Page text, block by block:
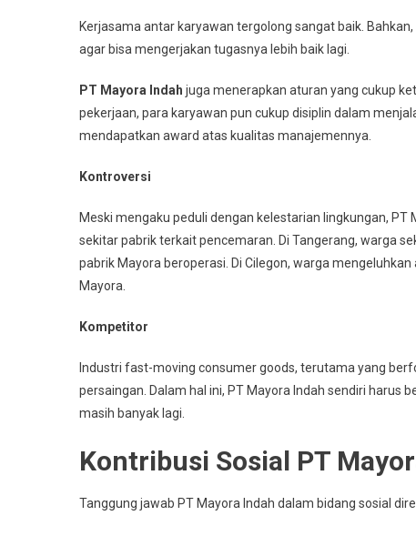
Kerjasama antar karyawan tergolong sangat baik.
agar bisa mengerjakan tugasnya lebih baik lagi.
PT Mayora Indah juga menerapkan aturan yang cukup
pekerjaan, para karyawan pun cukup disiplin dalam
mendapatkan award atas kualitas manajemennya.
Kontroversi
Meski mengaku peduli dengan kelestarian lingkungan,
sekitar pabrik terkait pencemaran. Di Tangerang, warga
pabrik Mayora beroperasi. Di Cilegon, warga
Mayora.
Kompetitor
Industri fast-moving consumer goods, terutama yang
persaingan. Dalam hal ini, PT Mayora Indah sendiri harus
masih banyak lagi.
Kontribusi Sosial PT
Tanggung jawab PT Mayora Indah dalam bidang sosial